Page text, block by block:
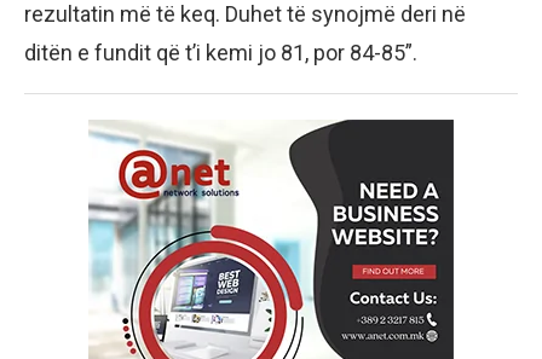
rezultatin më të keq. Duhet të synojmë deri në
ditën e fundit që t’i kemi jo 81, por 84-85”.